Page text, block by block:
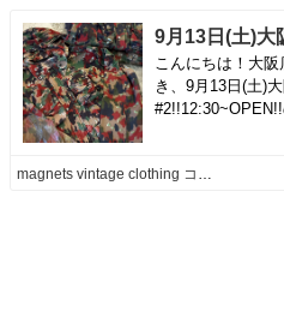
こんにちは！大
き、9月13日(土)
magnets vintage clothing コダワリがある大人の為に。